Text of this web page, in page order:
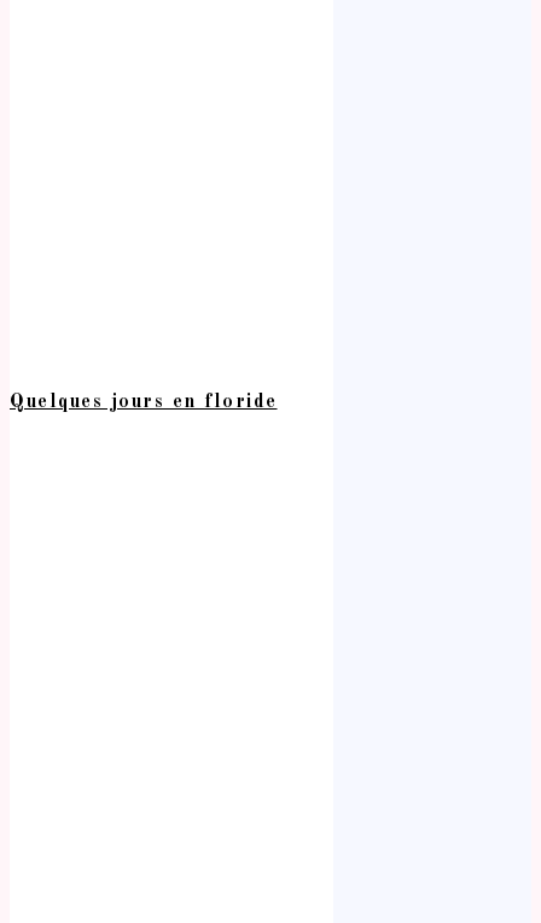
Quelques jours en floride